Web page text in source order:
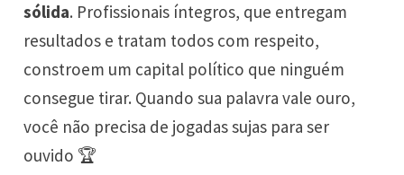
sólida. Profissionais íntegros, que entregam
resultados e tratam todos com respeito,
constroem um capital político que ninguém
consegue tirar. Quando sua palavra vale ouro,
você não precisa de jogadas sujas para ser
ouvido 🏆